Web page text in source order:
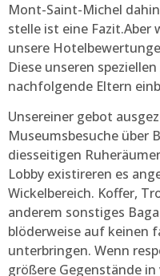
Mont-Saint-Michel
stelle ist eine Fazit.Aber
unsere
Diese unseren
nachfolgende Eltern
Unsereiner gebot
Museumsbesuche über
diesseitigen
Lobby existireren es
Wickelbereich. Koffer,
anderem sonstiges
blöderweise auf keinen
unterbringen. Wenn
größere Gegenstände